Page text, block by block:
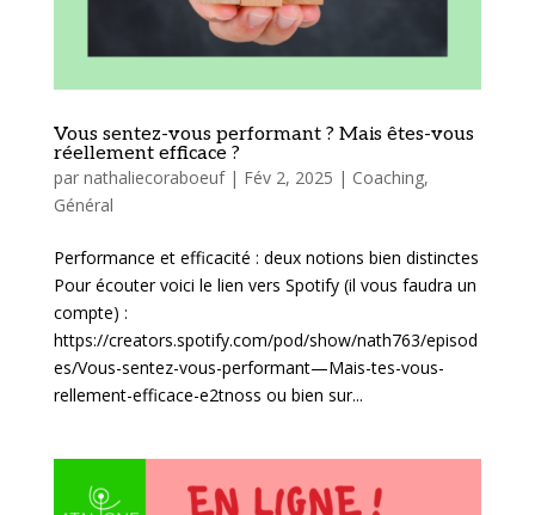
Vous sentez-vous performant ? Mais êtes-vous
réellement efficace ?
par nathaliecoraboeuf| Fév 2, 2025 | Coaching,
Général
Performance et efficacité : deux notions bien distinctes
Pour écouter voici le lien vers Spotify (il vous faudra un
compte) :
https://creators.spotify.com/pod/show/nath763/episod
es/Vous-sentez-vous-performant—Mais-tes-vous-
rellement-efficace-e2tnoss ou bien sur...